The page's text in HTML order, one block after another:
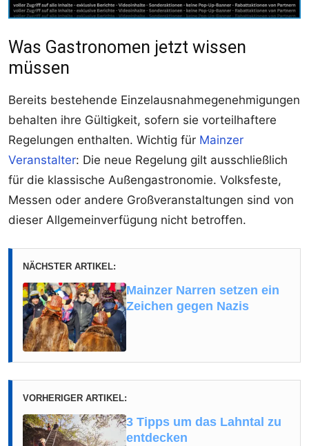
Was Gastronomen jetzt wissen
müssen
Bereits bestehende Einzelausnahmegenehmigungen
behalten ihre Gültigkeit, sofern sie vorteilhaftere
Regelungen enthalten. Wichtig für Mainzer
Veranstalter: Die neue Regelung gilt ausschließlich
für die klassische Außengastronomie. Volksfeste,
Messen oder andere Großveranstaltungen sind von
dieser Allgemeinverfügung nicht betroffen.
NÄCHSTER ARTIKEL:
Mainzer Narren setzen ein
Zeichen gegen Nazis
VORHERIGER ARTIKEL:
3 Tipps um das Lahntal zu
entdecken